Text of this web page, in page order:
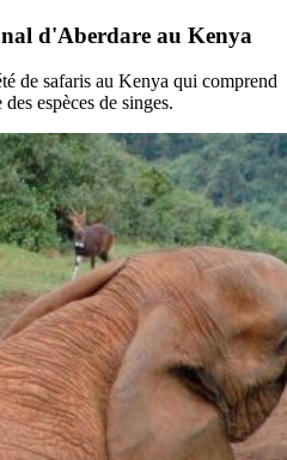
d'Aberdare au Kenya
de safaris au Kenya qui comprend
espèces de singes.